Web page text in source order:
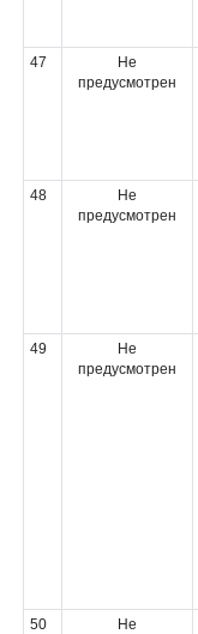
47
Не
предусмотрен
48
Не
предусмотрен
49
Не
предусмотрен
50
Не